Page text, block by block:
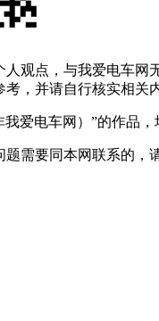
人观点，与我爱电车网
，并请自行核实相关
爱电车网）”的作品
需要同本网联系的，